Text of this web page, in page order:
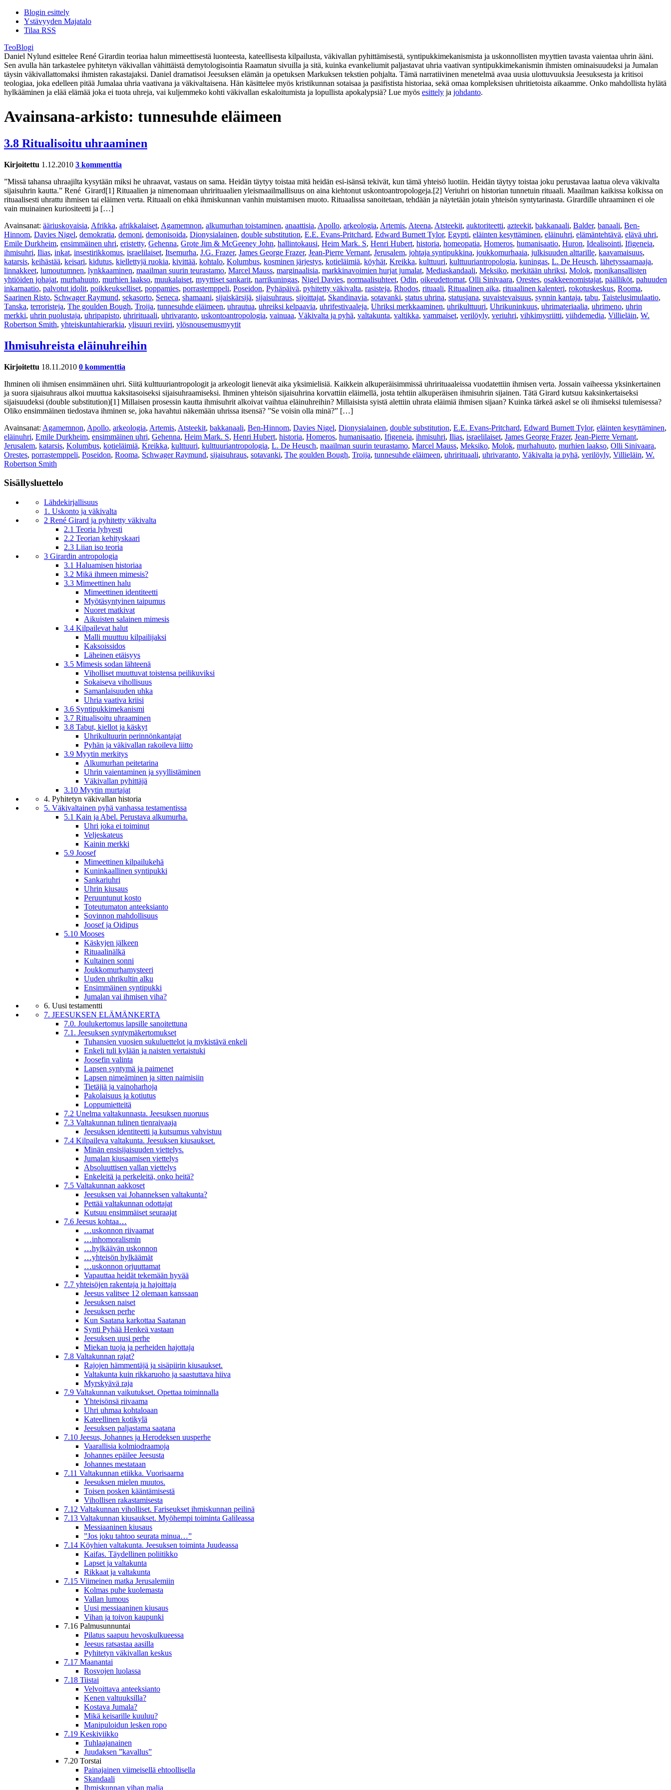
Blogin esittely
Ystävyyden Majatalo
Tilaa RSS
TeoBlogi
Daniel Nylund esittelee René Girardin teoriaa halun mimeettisestä luonteesta, kateellisesta kilpailusta, väkivallan pyhittämisestä, syntipukkimekanismista ja uskonnollisten myyttien tavasta vaientaa uhrin ääni.
Sen avulla hän tarkastelee pyhitetyn väkivallan vähittäistä demytologisointia Raamatun sivuilla ja sitä, kuinka evankeliumit paljastavat uhria vaativan syntipukkimekanismin ihmisten ominaisuudeksi ja Jumalan
täysin väkivallattomaksi ihmisten rakastajaksi. Daniel dramatisoi Jeesuksen elämän ja opetuksen Markuksen tekstien pohjalta. Tämä narratiivinen menetelmä avaa uusia ulottuvuuksia Jeesuksesta ja kritisoi
teologiaa, joka edelleen pitää Jumalaa uhria vaativana ja väkivaltaisena. Hän käsittelee myös kristikunnan sotaisaa ja pasifistista historiaa, sekä omaa kompleksisen uhritietoista aikaamme. Onko mahdollista hylätä
hylkääminen ja elää elämää joka ei tuota uhreja, vai kuljemmeko kohti väkivallan eskaloitumista ja lopullista apokalypsiä? Lue myös esittely ja johdanto.
Avainsana-arkisto: tunnesuhde eläimeen
3.8 Ritualisoitu uhraaminen
Kirjoitettu 1.12.2010 3 kommenttia
”Missä tahansa uhraajilta kysytään miksi he uhraavat, vastaus on sama. Heidän täytyy toistaa mitä heidän esi-isänsä tekivät, kun tämä yhteisö luotiin. Heidän täytyy toistaa joku perustavaa laatua oleva väkivalta
sijaisuhrin kautta.” René Girard[1] Rituaalien ja nimenomaan uhrirituaalien yleismaailmallisuus on aina kiehtonut uskontoantropologeja.[2] Veriuhri on historian tunnetuin rituaali. Maailman kaikissa kolkissa on
rituaalisesti uhrattu ihmisen tai eläimen verta. Rituaali on ehkä ihmiskunnan vanhin muistamisen muoto. Rituaalissa sanoitetaan, tehdään ja näytetään jotain yhteisön syntytarinasta. Girardille uhraaminen ei ole
vain muinainen kuriositeetti ja […]
Avainsanat: ääriuskovaisia, Afrikka, afrikkalaiset, Agamemnon, alkumurhan toistaminen, anaattisia, Apollo, arkeologia, Artemis, Ateena, Atsteekit, auktoriteetti, azteekit, bakkanaali, Balder, banaali, Ben-
Hinnom, Davies Nigel, demokratia, demoni, demonisoida, Dionysialainen, double substitution, E.E. Evans-Pritchard, Edward Burnett Tylor, Egypti, eläinten kesyttäminen, eläinuhri, elämäntehtävä, elävä uhri,
Emile Durkheim, ensimmäinen uhri, eristetty, Gehenna, Grote Jim & McGeeney John, hallintokausi, Heim Mark. S, Henri Hubert, historia, homeopatia, Homeros, humanisaatio, Huron, Idealisointi, Ifigeneia,
ihmisuhri, Ilias, inkat, insestirikkomus, israelilaiset, Itsemurha, J.G. Frazer, James George Frazer, Jean-Pierre Vernant, Jerusalem, johtaja syntipukkina, joukkomurhaaia, julkisuuden alttarille, kaavamaisuus,
katarsis, keihästää, keisari, kidutus, kiellettyjä ruokia, kivittää, kohtalo, Kolumbus, kosminen järjestys, kotieläimiä, köyhät, Kreikka, kulttuuri, kulttuuriantropologia, kuningas, L. De Heusch, lähetyssaarnaaja,
linnakkeet, lumoutumnen, lynkkaaminen, maailman suurin teurastamo, Marcel Mauss, marginaalisia, markkinavoimien hurjat jumalat, Mediaskandaali, Meksiko, merkitään uhriksi, Molok, monikansallisten
yhtiöiden johajat, murhahuuto, murhien laakso, muukalaiset, myyttiset sankarit, narrikuningas, Nigel Davies, normaalisuhteet, Odin, oikeudettomat, Olli Sinivaara, Orestes, osakkeenomistajat, päälliköt, pahuuden
inkarnaatio, palvotut idolit, poikkeukselliset, poppamies, porrastemppeli, Poseidon, Pyhäpäivä, pyhitetty väkivalta, rasisteja, Rhodos, rituaali, Rituaalinen aika, rituaalinen kalenteri, rokotuskeskus, Rooma,
Saarinen Risto, Schwager Raymund, sekasorto, Seneca, shamaani, sijaiskärsijä, sijaisuhraus, sijoittajat, Skandinavia, sotavanki, status uhrina, statusjana, suvaistevaisuus, synnin kantaja, tabu, Taistelusimulaatio,
Tanska, terroristeja, The goulden Bough, Troija, tunnesuhde eläimeen, uhrautua, uhreiksi kelpaavia, uhrifestivaaleja, Uhriksi merkkaaminen, uhrikulttuuri, Uhrikuninkuus, uhrimateriaalia, uhrimeno, uhrin
merkki, uhrin puolustaja, uhripapisto, uhrirituaali, uhrivaranto, uskontoantropologia, vainuaa, Väkivalta ja pyhä, valtakunta, valtikka, vammaiset, verilöyly, veriuhri, vihkimysriitti, viihdemedia, Villieläin, W.
Robertson Smith, yhteiskuntahierarkia, ylisuuri reviiri, ylösnousemusmyytit
Ihmisuhreista eläinuhreihin
Kirjoitettu 18.11.2010 0 kommenttia
Ihminen oli ihmisen ensimmäinen uhri. Siitä kulttuuriantropologit ja arkeologit lienevät aika yksimielisiä. Kaikkein alkuperäisimmissä uhrirituaaleissa vuodatettiin ihmisen verta. Jossain vaiheessa yksinkertainen
ja suora sijaisuhraus alkoi muuttua kaksitasoiseksi sijaisuhraamiseksi. Ihminen yhteisön sijaisuhrina korvattiin eläimellä, josta tehtiin alkuperäisen ihmisuhrin sijainen. Tätä Girard kutsuu kaksinkertaiseksi
sijaisuudeksi (double substitution)[1] Millaisen prosessin kautta ihmisuhrit alkoivat vaihtua eläinuhreihin? Millaisista syistä alettiin uhrata eläimiä ihmisen sijaan? Kuinka tärkeä askel se oli ihmiseksi tulemisessa?
Oliko ensimmäinen tiedostava ihminen se, joka havahtui näkemään uhrissa itsensä? ”Se voisin olla minä?” […]
Avainsanat: Agamemnon, Apollo, arkeologia, Artemis, Atsteekit, bakkanaali, Ben-Hinnom, Davies Nigel, Dionysialainen, double substitution, E.E. Evans-Pritchard, Edward Burnett Tylor, eläinten kesyttäminen,
eläinuhri, Emile Durkheim, ensimmäinen uhri, Gehenna, Heim Mark. S, Henri Hubert, historia, Homeros, humanisaatio, Ifigeneia, ihmisuhri, Ilias, israelilaiset, James George Frazer, Jean-Pierre Vernant,
Jerusalem, katarsis, Kolumbus, kotieläimiä, Kreikka, kulttuuri, kulttuuriantropologia, L. De Heusch, maailman suurin teurastamo, Marcel Mauss, Meksiko, Molok, murhahuuto, murhien laakso, Olli Sinivaara,
Orestes, porrastemppeli, Poseidon, Rooma, Schwager Raymund, sijaisuhraus, sotavanki, The goulden Bough, Troija, tunnesuhde eläimeen, uhrirituaali, uhrivaranto, Väkivalta ja pyhä, verilöyly, Villieläin, W.
Robertson Smith
Sisällysluettelo
Lähdekirjallisuus
1. Uskonto ja väkivalta
2 René Girard ja pyhitetty väkivalta
2.1 Teoria lyhyesti
2.2 Teorian kehityskaari
2.3 Liian iso teoria
3 Girardin antropologia
3.1 Haluamisen historiaa
3.2 Mikä ihmeen mimesis?
3.3 Mimeettinen halu
Mimeettinen identiteetti
Myötäsyntyinen taipumus
Nuoret matkivat
Aikuisten salainen mimesis
3.4 Kilpailevat halut
Malli muuttuu kilpailijaksi
Kaksoissidos
Läheinen etäisyys
3.5 Mimesis sodan lähteenä
Viholliset muuttuvat toistensa peilikuviksi
Sokaiseva vihollisuus
Samanlaisuuden uhka
Uhria vaativa kriisi
3.6 Syntipukkimekanismi
3.7 Ritualisoitu uhraaminen
3.8 Tabut, kiellot ja käskyt
Uhrikultuurin perinnönkantajat
Pyhän ja väkivallan rakoileva liitto
3.9 Myytin merkitys
Alkumurhan peitetarina
Uhrin vaientaminen ja syyllistäminen
Väkivallan pyhittäjä
3.10 Myytin murtajat
4. Pyhitetyn väkivallan historia
5. Väkivaltainen pyhä vanhassa testamentissa
5.1 Kain ja Abel. Perustava alkumurha.
Uhri joka ei toiminut
Veljeskateus
Kainin merkki
5.9 Joosef
Mimeettinen kilpailukehä
Kuninkaallinen syntipukki
Sankariuhri
Uhrin kiusaus
Peruuntunut kosto
Toteutumaton anteeksianto
Sovinnon mahdollisuus
Joosef ja Oidipus
5.10 Mooses
Käskyjen jälkeen
Rituaalinälkä
Kultainen sonni
Joukkomurhamysteeri
Uuden uhrikultin alku
Ensimmäinen syntipukki
Jumalan vai ihmisen viha?
6. Uusi testamentti
7. JEESUKSEN ELÄMÄNKERTA
7.0. Joulukertomus lapsille sanoitettuna
7.1. Jeesuksen syntymäkertomukset
Tuhansien vuosien sukuluettelot ja mykistävä enkeli
Enkeli tuli kylään ja naisten vertaistuki
Joosefin valinta
Lapsen syntymä ja paimenet
Lapsen nimeäminen ja sitten naimisiin
Tietäjiä ja vainoharhoja
Pakolaisuus ja kotiutus
Loppumietteitä
7.2 Unelma valtakunnasta. Jeesuksen nuoruus
7.3 Valtakunnan tulinen tienraivaaja
Jeesuksen identiteetti ja kutsumus vahvistuu
7.4 Kilpaileva valtakunta. Jeesuksen kiusaukset.
Minän ensisijaisuuden viettelys.
Jumalan kiusaamisen viettelys
Absoluuttisen vallan viettelys
Enkeleitä ja perkeleitä, onko heitä?
7.5 Valtakunnan aakkoset
Jeesuksen vai Johanneksen valtakunta?
Pettää valtakunnan odottajat
Kutsuu ensimmäiset seuraajat
7.6 Jeesus kohtaa…
…uskonnon riivaamat
…inhomoralismin
…hylkäävän uskonnon
…yhteisön hylkäämät
…uskonnon orjuuttamat
Vapauttaa heidät tekemään hyvää
7.7 yhteisöjen rakentaja ja hajoittaja
Jeesus valitsee 12 olemaan kanssaan
Jeesuksen naiset
Jeesuksen perhe
Kun Saatana karkottaa Saatanan
Synti Pyhää Henkeä vastaan
Jeesuksen uusi perhe
Miekan tuoja ja perheiden hajottaja
7.8 Valtakunnan rajat?
Rajojen hämmentäjä ja sisäpiirin kiusaukset.
Valtakunta kuin rikkaruoho ja saastuttava hiiva
Myrskyävä raja
7.9 Valtakunnan vaikutukset. Opettaa toiminnalla
Yhteisönsä riivaama
Uhri uhmaa kohtaloaan
Kateellinen kotikylä
Jeesuksen paljastama saatana
7.10 Jeesus, Johannes ja Herodeksen uusperhe
Vaarallisia kolmiodraamoja
Johannes epäilee Jeesusta
Johannes mestataan
7.11 Valtakunnan etiikka. Vuorisaarna
Jeesuksen mielen muutos.
Toisen posken kääntämisestä
Vihollisen rakastamisesta
7.12 Valtakunnan viholliset. Fariseukset ihmiskunnan peilinä
7.13 Valtakunnan kiusaukset. Myöhempi toiminta Galileassa
Messiaaninen kiusaus
”Jos joku tahtoo seurata minua…”
7.14 Köyhien valtakunta. Jeesuksen toiminta Juudeassa
Kaifas. Täydellinen poliitikko
Lapset ja valtakunta
Rikkaat ja valtakunta
7.15 Viimeinen matka Jerusalemiin
Kolmas puhe kuolemasta
Vallan lumous
Uusi messiaaninen kiusaus
Vihan ja toivon kaupunki
7.16 Palmusunnuntai
Pilatus saapuu hevoskulkueessa
Jeesus ratsastaa aasilla
Pyhitetyn väkivallan keskus
7.17 Maanantai
Rosvojen luolassa
7.18 Tiistai
Velvoittava anteeksianto
Kenen valtuuksilla?
Kostava Jumala?
Mikä keisarille kuuluu?
Manipuloidun lesken ropo
7.19 Keskiviikko
Tuhlaajanainen
Juudaksen ”kavallus”
7.20 Torstai
Painajainen viimeisellä ehtoollisella
Skandaali
Ihmiskunnan vihan malja